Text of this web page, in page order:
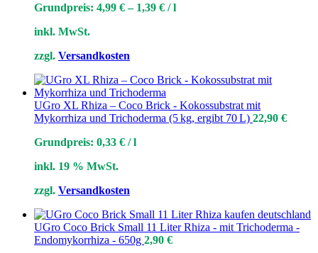
Grundpreis: 4,99 €– 1,39 € /l
inkl. MwSt.
zzgl. Versandkosten
UGro XL Rhiza – Coco Brick - Kokossubstrat mit
Mykorrhiza und Trichoderma (5 kg, ergibt 70 L) 22,90 €
Grundpreis: 0,33 € /l
inkl. 19 % MwSt.
zzgl. Versandkosten
UGro Coco Brick Small 11 Liter Rhiza - mit Trichoderma -
Endomykorrhiza - 650g 2,90 €